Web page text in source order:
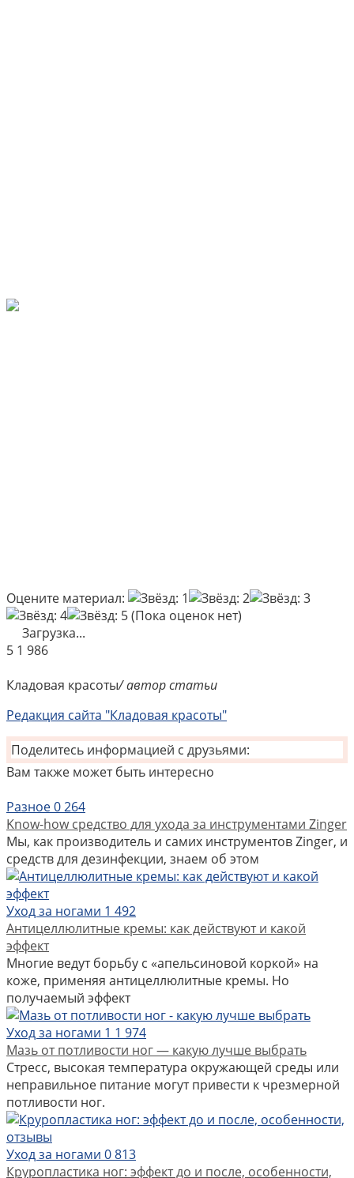
Оцените материал:
(Пока оценок нет)
Загрузка...
5 1 986
Кладовая красоты/ автор статьи
Редакция сайта "Кладовая красоты"
Поделитесь информацией с друзьями:
Вам также может быть интересно
Разное0264
Know-how средство для ухода за инструментами Zinger
Мы, как производитель и самих инструментов Zinger, и
средств для дезинфекции, знаем об этом
Уход за ногами 1 492
Антицеллюлитные кремы: как действуют и какой
эффект
Многие ведут борьбу с «апельсиновой коркой» на
коже, применяя антицеллюлитные кремы. Но
получаемый эффект
Уход за ногами 1 1 974
Мазь от потливости ног — какую лучше выбрать
Стресс, высокая температура окружающей среды или
неправильное питание могут привести к чрезмерной
потливости ног.
Уход за ногами 0813
Круропластика ног: эффект до и после, особенности,